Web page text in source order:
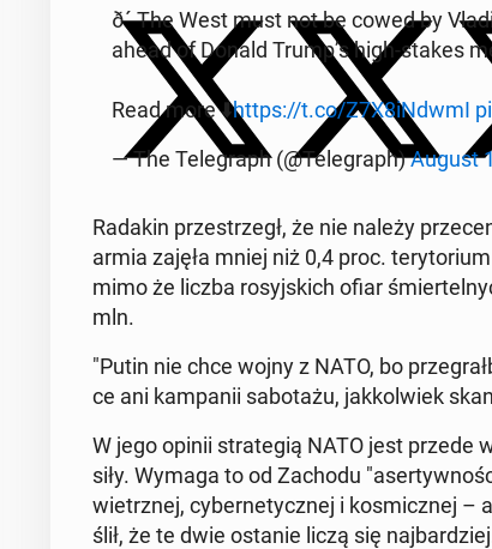
ð´ The West must not be cowed by
ahead of Donald Trump’s high-stakes
Read more ⬇️https://t.co/Z7X8iNdwmI
— The Te­le­graph (@Te­le­graph)August
Radakin prze­strzegł, że nie należy
armia zajęła mniej niż 0,4 proc.
mimo że liczba ro­syj­skich ofiar
mln.
"Putin nie chce wojny z NATO, bo
ce ani kam­pa­nii sa­bo­ta­żu, jak­kol­wiek
W jego opinii stra­te­gią NATO jest przede
siły. Wymaga to od Zachodu
wietrz­nej, cy­ber­ne­tycz­nej i ko­smicz­nej –
ślił, że te dwie ostanie liczą się